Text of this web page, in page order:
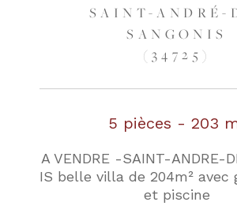
SAINT-ANDRÉ-
SANGONIS
(34725)
5 pièces - 203
A VENDRE -SAINT-ANDRE-
IS belle villa de 204m² avec
et piscine